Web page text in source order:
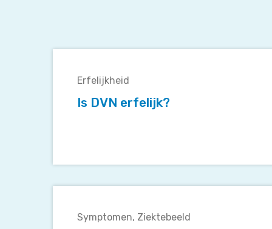
erfelijk?Erfelijkheid
Is DVN erfelijk?
dunnevezelneuropathie
Symptomen Ziektebeeld